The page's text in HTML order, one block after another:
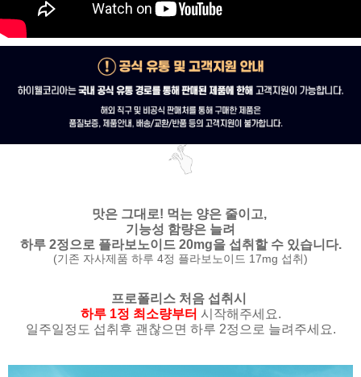
맛은 그대로! 먹는 양은 줄이고,
기능성 함량은 늘려
하루 2정으로 플라보노이드 20mg을 섭취할 수 있습니다.
(기존 자사제품 하루 4정 플라보노이드 17mg 섭취)
프로폴리스 처음 섭취시
하루 1정 최소량부터 시작해주세요.
일주일정도 섭취후 괜찮으면 하루 2정으로 늘려주세요.